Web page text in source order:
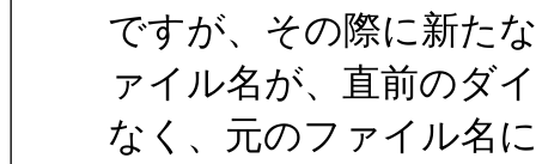
ですが、その際に新た
ァイル名が、直前のダ
なく、元のファイル名